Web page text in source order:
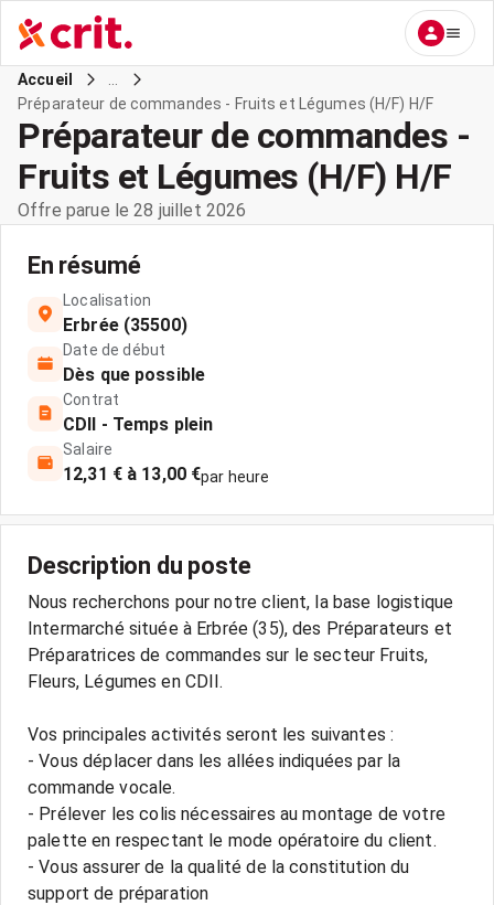
Accueil
Préparateur de commandes - Fruits et Légumes (H/F) H/F
Préparateur de commandes -
Fruits et Légumes (H/F) H/F
Offre parue le 28 juillet 2026
En résumé
Localisation
Erbrée (35500)
Date de début
Dès que possible
Contrat
CDII - Temps plein
Salaire
12,31 € à 13,00 €par heure
Description du poste
Nous recherchons pour notre client, la base logistique
Intermarché située à Erbrée (35), des Préparateurs et
Préparatrices de commandes sur le secteur Fruits,
Fleurs, Légumes en CDII.
Vos principales activités seront les suivantes :
- Vous déplacer dans les allées indiquées par la
commande vocale.
- Prélever les colis nécessaires au montage de votre
palette en respectant le mode opératoire du client.
- Vous assurer de la qualité de la constitution du
support de préparation